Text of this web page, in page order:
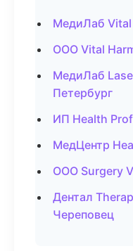
МедиЛаб
ООО Vital
МедиЛаб
Петербург
ИП Health
МедЦентр
ООО Surgery
Дентал
Череповец